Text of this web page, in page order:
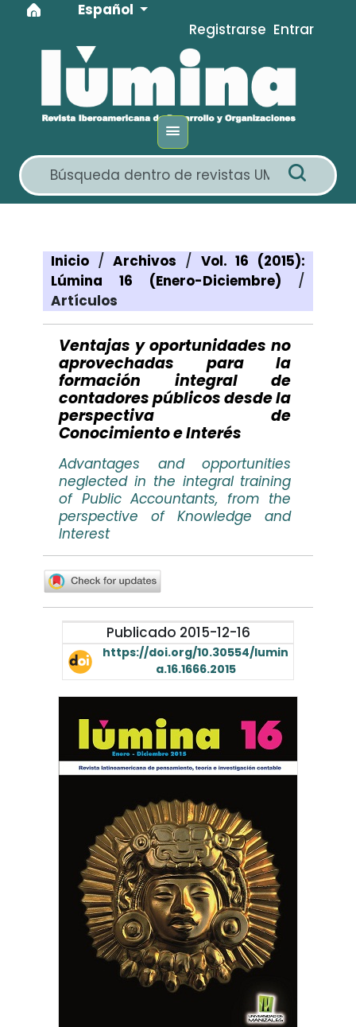
Ir al menú de navegación principal
Ir al contenido principal
Ir al pie de página del sitio
Idioma
Español
Registrarse Entrar
Inicio / Archivos / Vol. 16 (2015):
Lúmina 16 (Enero-Diciembre) /
Artículos
Ventajas y oportunidades no
aprovechadas para la
formación integral de
contadores públicos desde la
perspectiva de
Conocimiento e Interés
Advantages and opportunities
neglected in the integral training
of Public Accountants, from the
perspective of Knowledge and
Interest
Publicado 2015-12-16
https://doi.org/10.30554/lumin
a.16.1666.2015